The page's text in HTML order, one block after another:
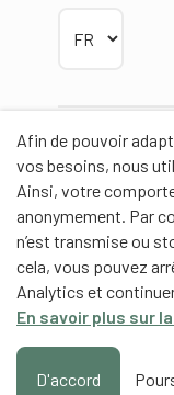
Afin de pouvoir
vos besoins, nous
Ainsi, votre
anonymement. Par
n’est transmise ou
cela, vous pouvez
Analytics et
En savoir plus sur
D'accord
Partenaires
Partenaires
Haute école